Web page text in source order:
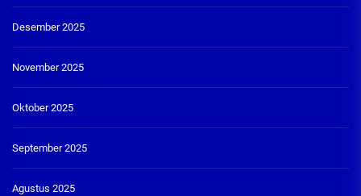
Desember 2025
November 2025
Oktober 2025
September 2025
Agustus 2025